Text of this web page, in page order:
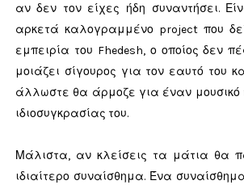
αν δεν τον είχες ήδη συναντήσει.
αρκετά καλογραμμένο project που
εμπειρία του Fhedesh, ο οποίος δεν
μοιάζει σίγουρος για τον εαυτό του
άλλωστε θα άρμοζε για έναν μουσικό
ιδιοσυγκρασίας του.
Μάλιστα, αν κλείσεις τα μάτια θα
ιδιαίτερο συναίσθημα. Ένα